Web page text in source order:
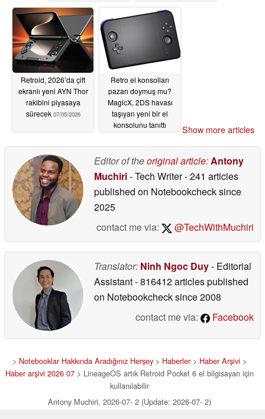
Retroid, 2026’da çift
ekranlı yeni AYN Thor
rakibini piyasaya
sürecek 07/05/2026
Retro el konsolları
pazarı doymuş mu?
MagicX, 2DS havası
taşıyan yeni bir el
konsolunu tanıttı
Show more articles
Editor of theoriginal article:Antony
Muchiri- Tech Writer- 241 articles
published on Notebookchecksince
2025
contact me via:
@TechWithMuchiri
Translator: Ninh Ngoc Duy- Editorial
Assistant- 816412 articles published
on Notebookchecksince 2008
contact me via:
Facebook
> Notebooklar Hakkında Aradığınız Herşey > Haberler> Haber Arşivi >
Haber arşivi 2026 07 > LineageOS artık Retroid Pocket 6 el bilgisayarı için
kullanılabilir
Antony Muchiri, 2026-07- 2 (Update: 2026-07- 2)